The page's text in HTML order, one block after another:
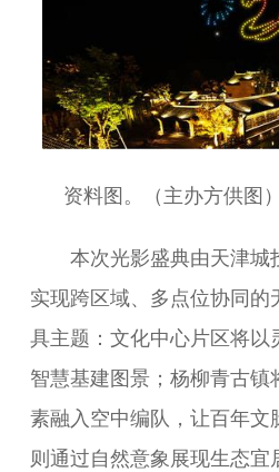
资料图。（主办方供图）
本次光影盛典由天津城
实现跨区域、多点位协同
具主题：文化中心片区将
智慧基建图景；杨柳青古
素融入空中编队，让百年
则通过自然意象展现生态